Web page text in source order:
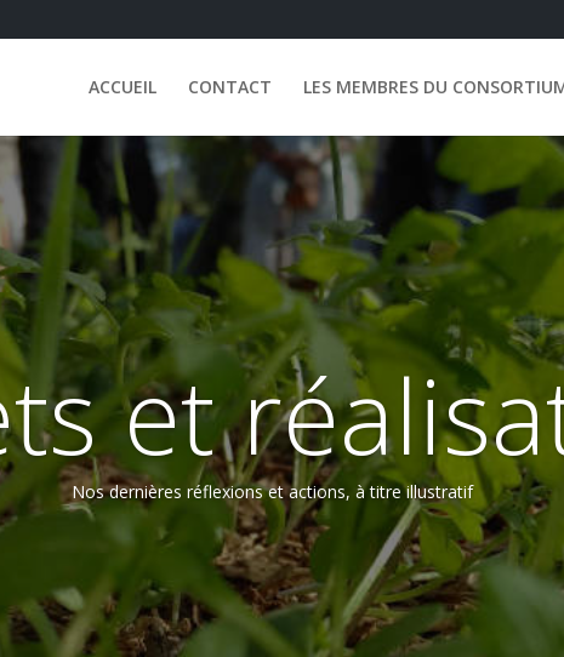
ACCUEIL CONTACT LES MEMBRES DU
et
Nos dernières réflexions et actions, à titre illustratif